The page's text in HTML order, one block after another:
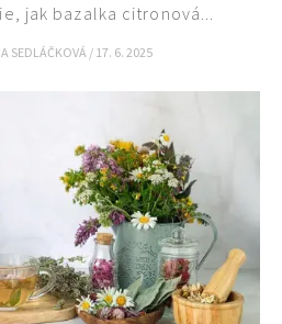
jak bazalka citronová...
SEDLÁČKOVÁ / 17. 6. 2025